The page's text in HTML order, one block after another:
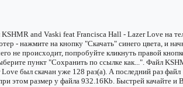
and Vaski feat Francisca Hall - Lazer Love на
- нажмите на кнопку "Скачать" синего цвета, и
не происходит, попробуйте кликнуть правой
пункт "Сохранить по ссылке как...". Файл
был скачан уже 128 раз(а). А последний раз файл
этом размер у файла 932.16Kb. Быстрей качайте и